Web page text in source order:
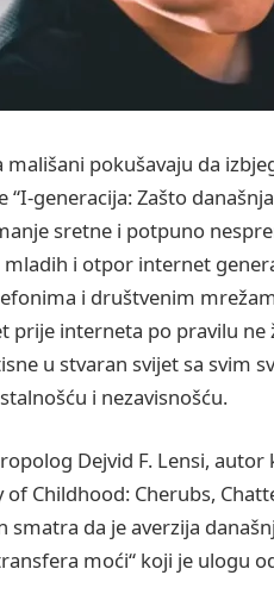
mališani pokušavaju da
“I-generacija: Zašto
sretne i potpuno
i otpor internet
i društvenim
prije interneta po pravilu
u stvaran svijet sa svim
i nezavisnošću.
Dejvid F. Lensi, autor
Childhood: Cherubs,
smatra da je averzija
moći“ koji je ulogu